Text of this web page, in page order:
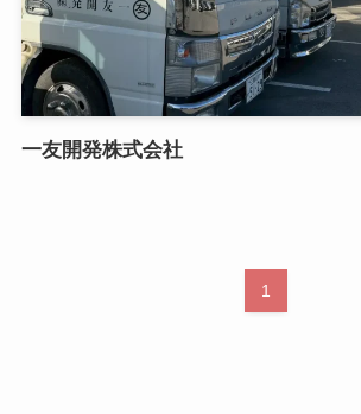
一友開発株式会社
1